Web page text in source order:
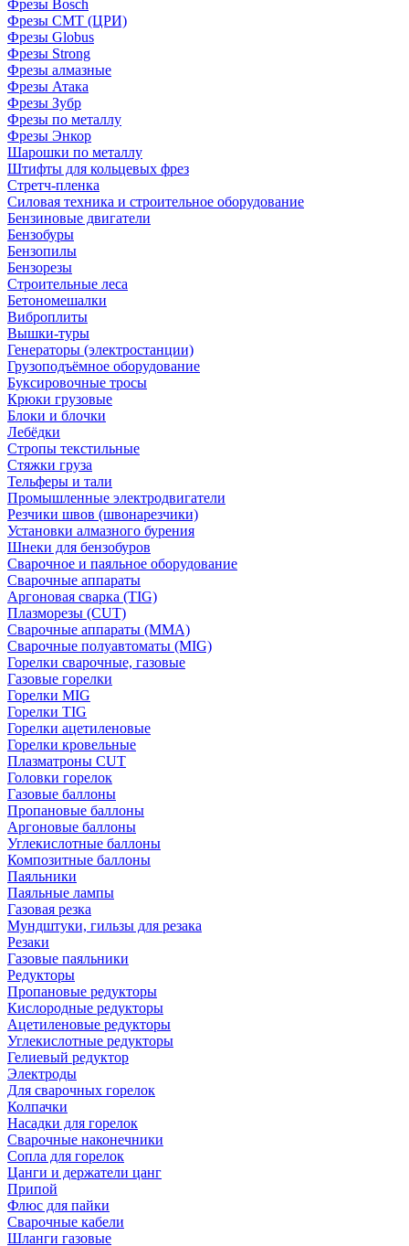
Фрезы Bosch
Фрезы CMT (ЦРИ)
Фрезы Globus
Фрезы Strong
Фрезы алмазные
Фрезы Атака
Фрезы Зубр
Фрезы по металлу
Фрезы Энкор
Шарошки по металлу
Штифты для кольцевых фрез
Стретч-пленка
Силовая техника и строительное оборудование
Бензиновые двигатели
Бензобуры
Бензопилы
Бензорезы
Строительные леса
Бетономешалки
Виброплиты
Вышки-туры
Генераторы (электростанции)
Грузоподъёмное оборудование
Буксировочные тросы
Крюки грузовые
Блоки и блочки
Лебёдки
Стропы текстильные
Стяжки груза
Тельферы и тали
Промышленные электродвигатели
Резчики швов (швонарезчики)
Установки алмазного бурения
Шнеки для бензобуров
Сварочное и паяльное оборудование
Сварочные аппараты
Аргоновая сварка (TIG)
Плазморезы (CUT)
Сварочные аппараты (MMA)
Сварочные полуавтоматы (MIG)
Горелки сварочные, газовые
Газовые горелки
Горелки MIG
Горелки TIG
Горелки ацетиленовые
Горелки кровельные
Плазматроны CUT
Головки горелок
Газовые баллоны
Пропановые баллоны
Аргоновые баллоны
Углекислотные баллоны
Композитные баллоны
Паяльники
Паяльные лампы
Газовая резка
Мундштуки, гильзы для резака
Резаки
Газовые паяльники
Редукторы
Пропановые редукторы
Кислородные редукторы
Ацетиленовые редукторы
Углекислотные редукторы
Гелиевый редуктор
Электроды
Для сварочных горелок
Колпачки
Насадки для горелок
Сварочные наконечники
Сопла для горелок
Цанги и держатели цанг
Припой
Флюс для пайки
Сварочные кабели
Шланги газовые